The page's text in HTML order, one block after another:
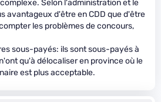
Selon l'administration et le
avantageux d'être en CDD que d'être
les problèmes de concours,
sous-payés: ils sont sous-payés à
qu'à délocaliser en province où le
est plus acceptable.